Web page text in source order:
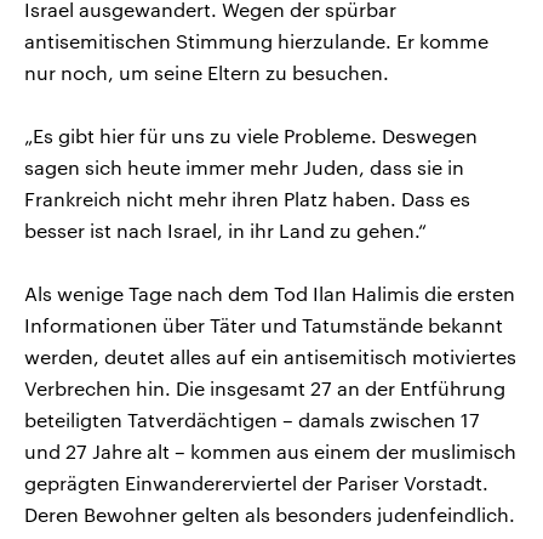
Israel ausgewandert. Wegen der spürbar
antisemitischen Stimmung hierzulande. Er komme
nur noch, um seine Eltern zu besuchen.
„Es gibt hier für uns zu viele Probleme. Deswegen
sagen sich heute immer mehr Juden, dass sie in
Frankreich nicht mehr ihren Platz haben. Dass es
besser ist nach Israel, in ihr Land zu gehen.“
Als wenige Tage nach dem Tod Ilan Halimis die ersten
Informationen über Täter und Tatumstände bekannt
werden, deutet alles auf ein antisemitisch motiviertes
Verbrechen hin. Die insgesamt 27 an der Entführung
beteiligten Tatverdächtigen – damals zwischen 17
und 27 Jahre alt – kommen aus einem der muslimisch
geprägten Einwandererviertel der Pariser Vorstadt.
Deren Bewohner gelten als besonders judenfeindlich.